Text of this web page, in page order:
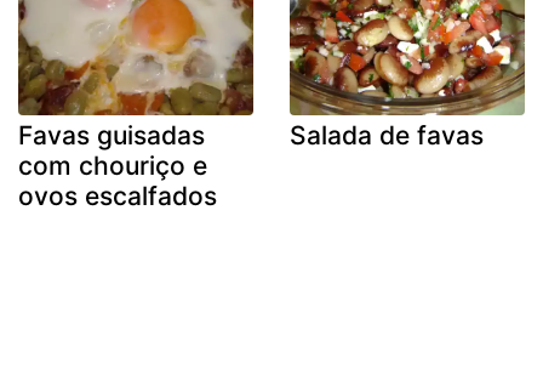
Favas guisadas
com chouriço e
ovos escalfados
Salada de favas